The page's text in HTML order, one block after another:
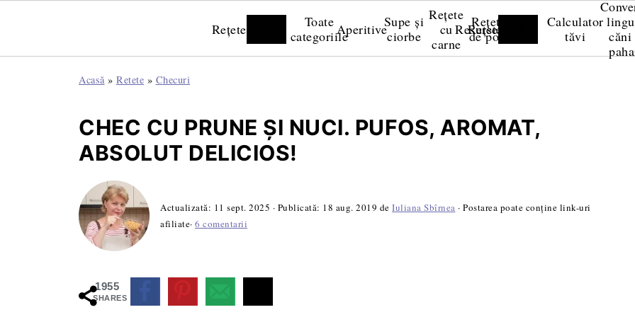
Rețete
Toate
categoriileAperitiveSupe și
ciorbe
Rețete
cu
carne
Rețete
de post
Rețete video
Resurse
Calculator
tăvi
căni
Acasă » Retete » Checuri
CHEC CU PRUNE ȘI NUCI. PUFOS, AROMAT,
ABSOLUT DELICIOS!
Actualizată: 11 sept. 2025 · Publicată: 18 aug. 2019 de Iuliana Sbîrnea · Postarea poate conține link-uri
afiliate· 6 comentarii
1955
SHARES